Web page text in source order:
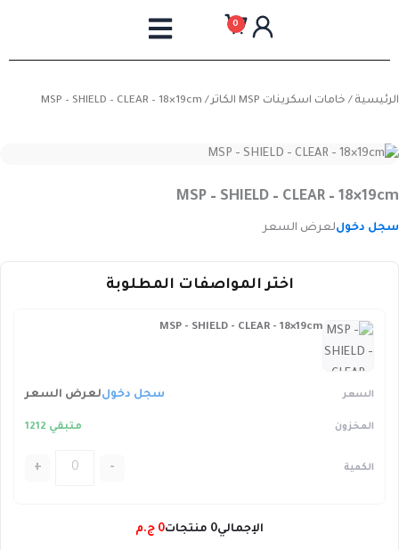
0
الرئيسية / خامات اسكرينات MSP الكاتر / MSP – SHIELD – CLEAR – 18×19cm
MSP – SHIELD – CLEAR – 18×19cm
سجل دخوللعرض السعر
اختر المواصفات المطلوبة
MSP - SHIELD - CLEAR - 18×19cm
سجل دخوللعرض السعر
متبقي 1212
-
+
الإجمالي0 منتجات0 ج.م